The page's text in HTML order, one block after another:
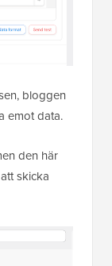
bloggen
emot data.
den här
skicka